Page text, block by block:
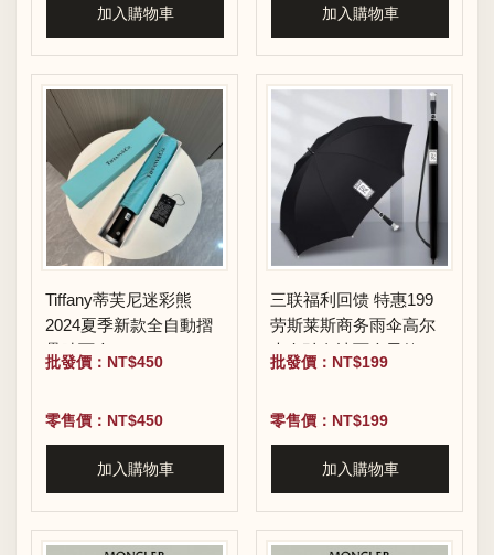
加入購物車 加入購物車
Tiffany蒂芙尼迷彩熊
2024夏季新款全自動摺
疊晴雨傘
批發價：NT$450
零售價：NT$450
加入購物車
三联福利回馈 特惠199
劳斯莱斯商务雨伞高尔
夫奔驰奥迪雨伞男款
批發價：NT$199
零售價：NT$199
加入購物車